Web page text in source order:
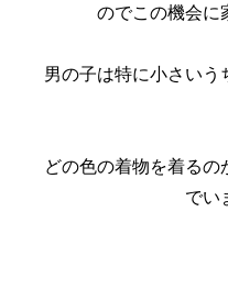
のでこの機会に
男の子は特に小さい
どの色の着物を着る
でい